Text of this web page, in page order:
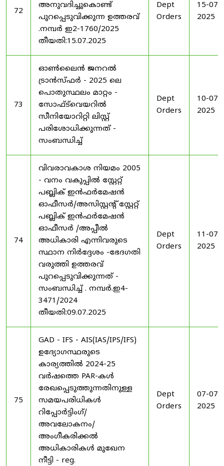
72
അനുവദിച്ചുകൊണ്ട്
പുറപ്പെടുവിക്കുന്ന ഉത്തരവ്
.നമ്പർ ഇ2-1760/2025
തീയതി:15.07.2025
Dept
Orders
15-07-
2025
73
ഓൺലൈൻ ജനറൽ
ട്രാൻസ്ഫർ - 2025 ലെ
പൊതുസ്ഥലം മാറ്റം -
സോഫ്ട്‍വെയറിൽ
സീനിയോറിറ്റി ലിസ്റ്റ്
പരിശോധിക്കുന്നത് -
സംബന്ധിച്ച്
Dept
Orders
10-07-
2025
74
വിവരാവകാശ നിയമം 2005
- വനം വകുപ്പിൽ സ്റ്റേറ്റ്
പബ്ലിക് ഇൻഫർമേഷൻ
ഓഫീസർ/അസിസ്റ്റന്റ് സ്റ്റേറ്റ്
പബ്ലിക് ഇൻഫർമേഷൻ
ഓഫീസർ /അപ്പീൽ
അധികാരി എന്നിവരുടെ
സ്ഥാന നിർദ്ദേശം -ഭേദഗതി
വരുത്തി ഉത്തരവ്
പുറപ്പെടുവിക്കുന്നത് -
സംബന്ധിച്ച് . നമ്പർ.ഇ4-
3471/2024
തീയതി:09.07.2025
Dept
Orders
11-07-
2025
75
GAD - IFS - AIS(IAS/IPS/IFS)
ഉദ്യോഗസ്ഥരുടെ
കാര്യത്തിൽ 2024-25
വർഷത്തെ PAR-കൾ
രേഖപ്പെടുത്തുന്നതിനുള്ള
സമയപരിധികൾ
റിപ്പോർട്ടിംഗ്/
അവലോകനം/
അംഗീകരിക്കൽ
അധികാരികൾ മുഖേന
നീട്ടി - reg.
Dept
Orders
07-07-
2025